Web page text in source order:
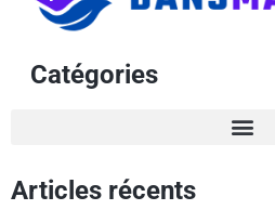
Catégories
Articles récents